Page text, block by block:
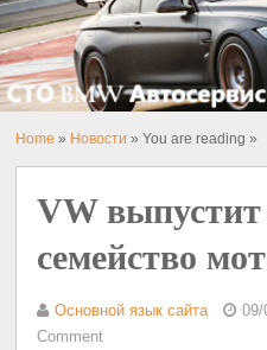
Home » Новости » You are reading »
VW выпустит
семейство
Основной язык сайта 09/
Comment